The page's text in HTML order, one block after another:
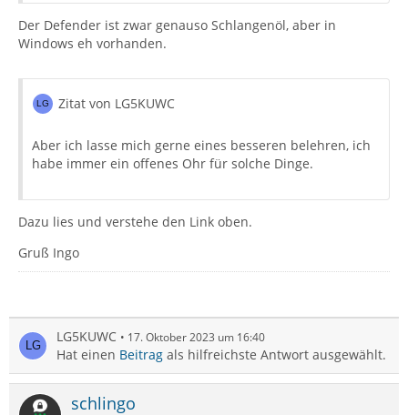
Der Defender ist zwar genauso Schlangenöl, aber in
Windows eh vorhanden.
Zitat von LG5KUWC
Aber ich lasse mich gerne eines besseren belehren, ich
habe immer ein offenes Ohr für solche Dinge.
Dazu lies und verstehe den Link oben.
Gruß Ingo
LG5KUWC 17. Oktober 2023 um 16:40
Hat einen Beitrag als hilfreichste Antwort ausgewählt.
schlingo